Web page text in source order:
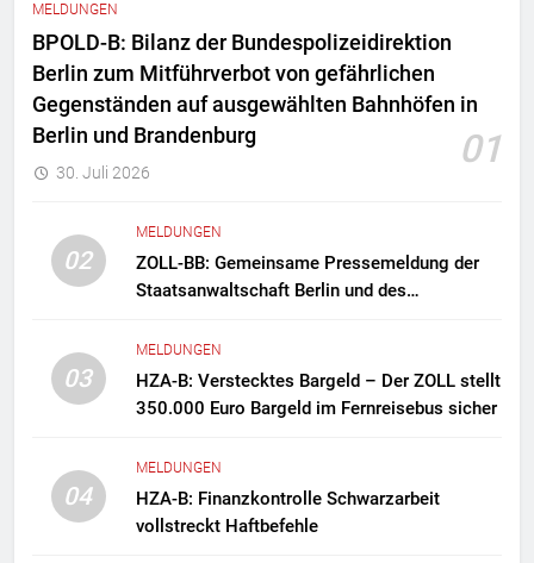
MELDUNGEN
BPOLD-B: Bilanz der Bundespolizeidirektion
Berlin zum Mitführverbot von gefährlichen
Gegenständen auf ausgewählten Bahnhöfen in
Berlin und Brandenburg
01
30. Juli 2026
02
MELDUNGEN
ZOLL-BB: Gemeinsame Pressemeldung der
Staatsanwaltschaft Berlin und des
Zollfahndung hebt mutmaßliches
Drogenlabor aus
03
MELDUNGEN
HZA-B: Verstecktes Bargeld – Der ZOLL stellt
350.000 Euro Bargeld im Fernreisebus sicher
04
MELDUNGEN
HZA-B: Finanzkontrolle Schwarzarbeit
vollstreckt Haftbefehle